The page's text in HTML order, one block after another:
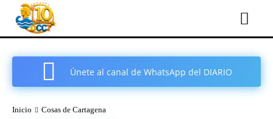
Únete al canal de WhatsApp del DIARIO
Inicio Cosas de Cartagena